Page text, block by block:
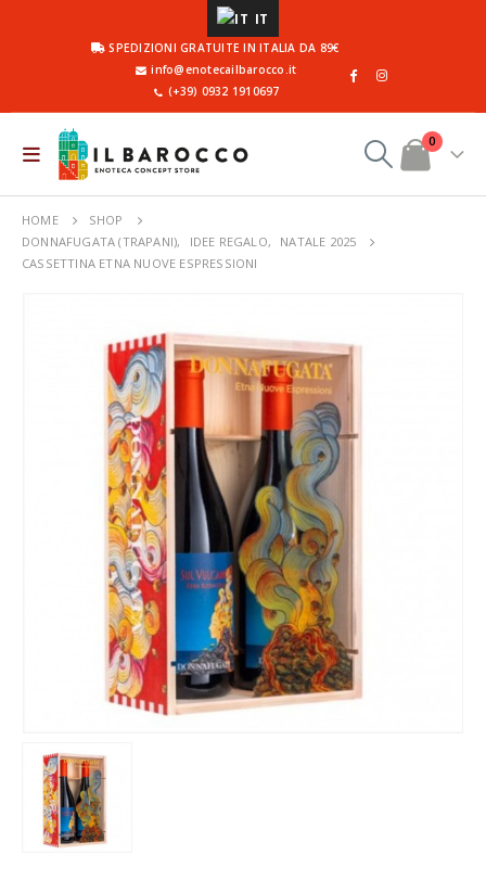
IT
SPEDIZIONI GRATUITE IN ITALIA DA 89€
info@enotecailbarocco.it
(+39) 0932 1910697
0
HOME
SHOP
DONNAFUGATA (TRAPANI), IDEE REGALO,
NATALE 2025
CASSETTINA ETNA NUOVE ESPRESSIONI